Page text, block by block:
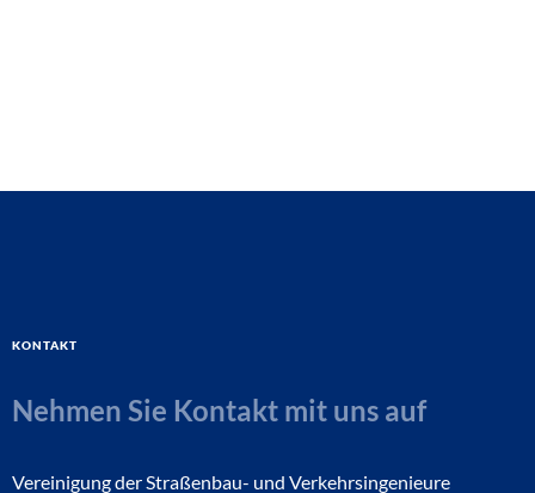
Kontakt
Nehmen Sie Kontakt mit uns auf
Vereinigung der Straßenbau- und Verkehrsingenieure